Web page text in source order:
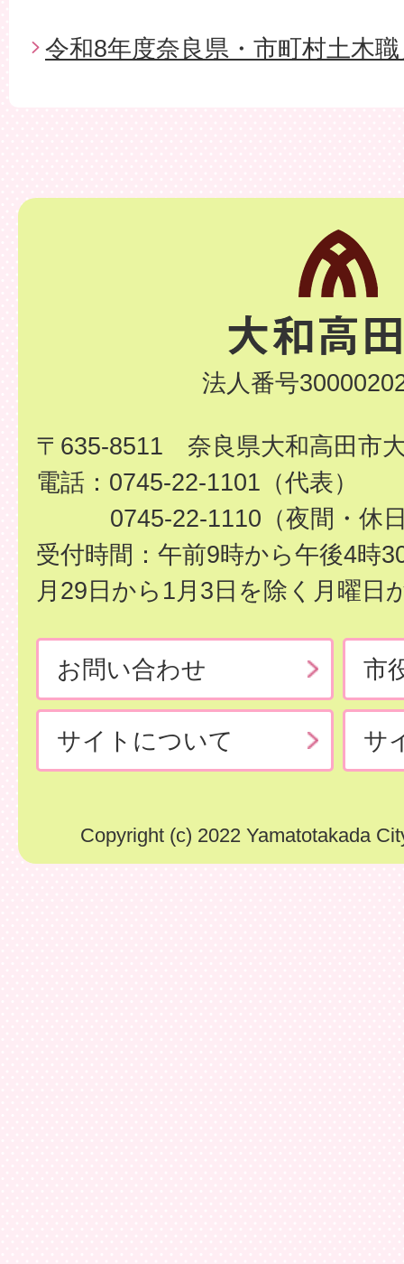
令和8年度奈良県・市町村土木
法人番号
〒635-8511 奈良県大和高田市
電話：0745-22-1101（代表）
0745-22-1110（夜間・休
受付時間：午前9時から午後4時
月29日から1月3日を除く月曜日
お問い合わせ 市
サイトについて サ
Copyright (c) 2022 Yamatotakada